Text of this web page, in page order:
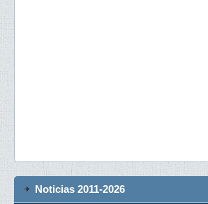
Noticias 2011-2026